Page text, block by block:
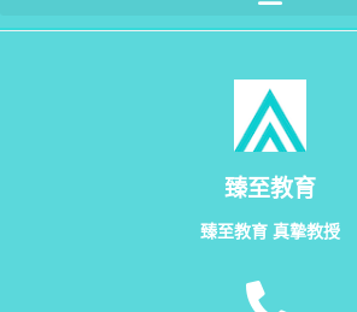
臻至教育
臻至教育 真摯教授